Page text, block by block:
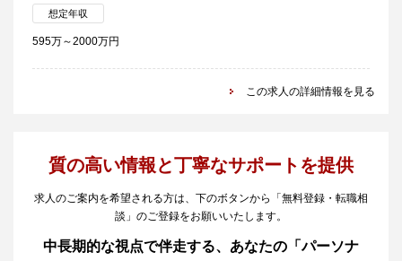
想定年収
595万～2000万円
この求人の詳細情報を見る
質の高い情報と丁寧なサポートを提供
求人のご案内を希望される方は、下のボタンから「無料登録・転職相
談」のご登録をお願いいたします。
中長期的な視点で伴走する、あなたの「パーソナ